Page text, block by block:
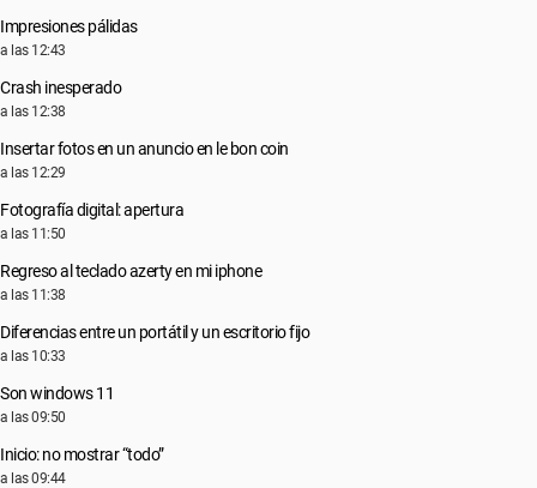
Impresiones pálidas
a las 12:43
Crash inesperado
a las 12:38
Insertar fotos en un anuncio en le bon coin
a las 12:29
Fotografía digital: apertura
a las 11:50
Regreso al teclado azerty en mi iphone
a las 11:38
Diferencias entre un portátil y un escritorio fijo
a las 10:33
Son windows 11
a las 09:50
Inicio: no mostrar “todo”
a las 09:44